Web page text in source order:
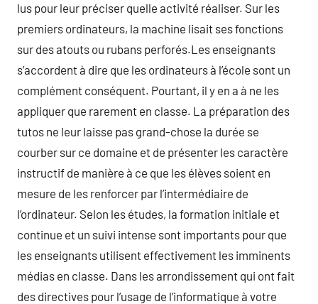
lus pour leur préciser quelle activité réaliser. Sur les
premiers ordinateurs, la machine lisait ses fonctions
sur des atouts ou rubans perforés.Les enseignants
s’accordent à dire que les ordinateurs à l’école sont un
complément conséquent. Pourtant, il y en a à ne les
appliquer que rarement en classe. La préparation des
tutos ne leur laisse pas grand-chose la durée se
courber sur ce domaine et de présenter les caractère
instructif de manière à ce que les élèves soient en
mesure de les renforcer par l’intermédiaire de
l’ordinateur. Selon les études, la formation initiale et
continue et un suivi intense sont importants pour que
les enseignants utilisent effectivement les imminents
médias en classe. Dans les arrondissement qui ont fait
des directives pour l’usage de l’informatique à votre